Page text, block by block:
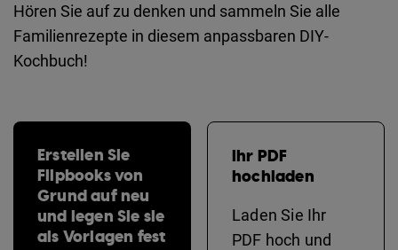
Hören Sie auf zu denken und sammeln Sie alle
Familienrezepte in diesem anpassbaren DIY-
Kochbuch!
Erstellen Sie
Flipbooks von
Grund auf neu
und legen Sie sie
als Vorlagen fest
Ihr PDF
hochladen
Laden Sie Ihr
PDF hoch und